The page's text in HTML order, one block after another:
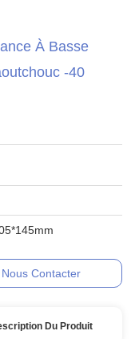
À Basse
-40
Nous Contacter
Du Produit